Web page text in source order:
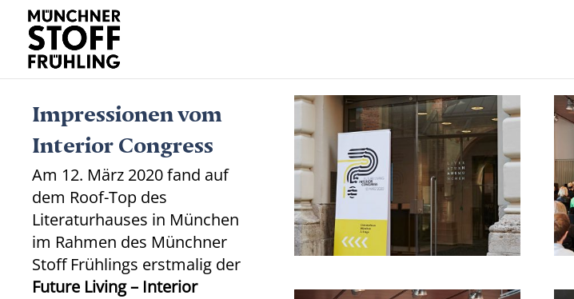
Impressionen vom
Interior Congress
Am 12. März 2020 fand auf
dem Roof-Top des
Literaturhauses in München
im Rahmen des Münchner
Stoff Frühlings erstmalig der
Future Living – Interior